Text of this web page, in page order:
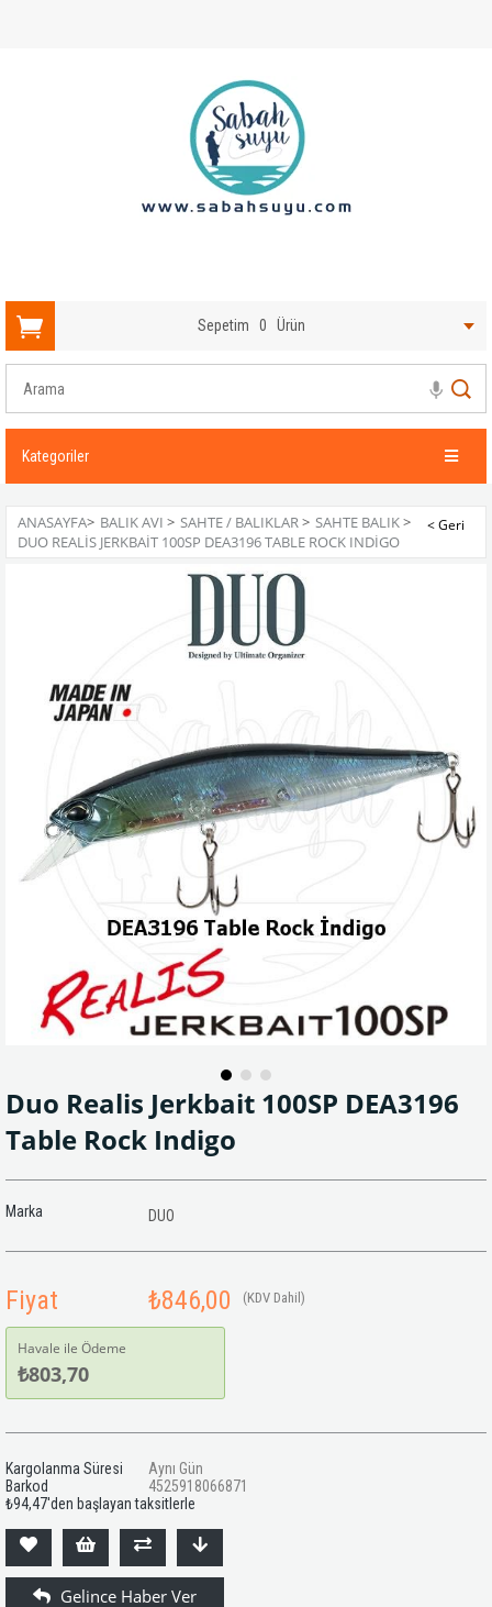
Sepetim 0 Ürün
Kategoriler
ANASAYFA> BALIK AVI > SAHTE / BALIKLAR> SAHTE BALIK>
DUO REALIS JERKBAIT 100SP DEA3196 TABLE ROCK INDIGO
Duo Realis Jerkbait 100SP DEA3196
Table Rock Indigo
Marka DUO
Fiyat ₺846,00 (KDV Dahil)
Havale ile Ödeme
₺803,70
Kargolanma Süresi
Aynı Gün
Barkod
4525918066871
₺94,47'den başlayan taksitlerle